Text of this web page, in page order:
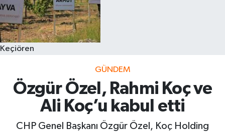
Keçiören
GÜNDEM
Özgür Özel, Rahmi Koç ve
Ali Koç’u kabul etti
CHP Genel Başkanı Özgür Özel, Koç Holding